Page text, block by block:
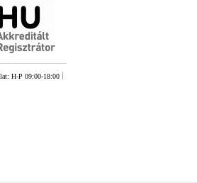
H-P 09:00-18:00